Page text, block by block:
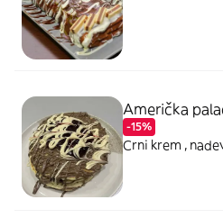
Američka
-15%
Crni krem ,